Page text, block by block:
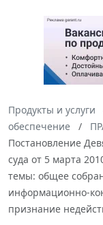
Продукты и услуги
обеспечение
Постановление
суда от 5 марта
темы: общее
информационно-
признание